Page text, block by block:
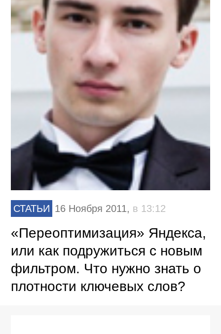
СТАТЬИ 16 Ноября 2011, в 13:12
«Переоптимизация» Яндекса,
или как подружиться с новым
фильтром. Что нужно знать о
плотности ключевых слов?